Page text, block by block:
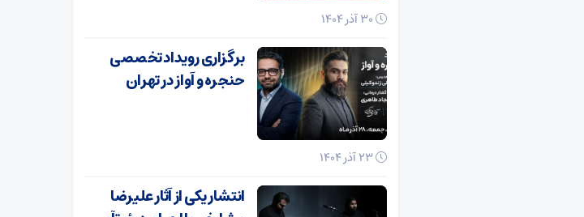
برگزاری رویداد تخصصی
حنجره و آواز در تهران
انتشار یکی از آثار علیرضا